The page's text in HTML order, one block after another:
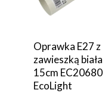
Oprawka E27 z
zawieszką biała
15cm EC20680
EcoLight